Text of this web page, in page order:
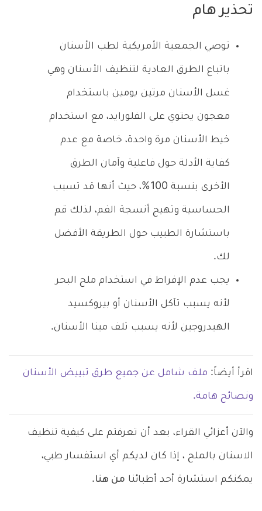
تحذير هام
توصي الجمعية الأمريكية لطب الأسنان
باتباع الطرق العادية لتنظيف الأسنان وهي
غسل الأسنان مرتين يومين باستخدام
معجون يحتوي على الفلورايد، مع استخدام
خيط الأسنان مرة واحدة، خاصة مع عدم
كفاية الأدلة حول فاعلية وآمان الطرق
الأخرى بنسبة 100%، حيث أنها قد تسبب
الحساسية وتهيج أنسجة الفم، لذلك قم
باستشارة الطبيب حول الطريقة الأفضل
لك.
يجب عدم الإفراط في استخدام ملح البحر
لأنه يسبب تآكل الأسنان أو بيروكسيد
الهيدروجين لأنه يسبب تلف مينا الأسنان.
اقرأ أيضاً: ملف شامل عن جميع طرق تبييض الأسنان
ونصائح هامة.
والآن أعزائي القراء، بعد أن تعرفتم على كيفية تنظيف
الاسنان بالملح ، إذا كان لديكم أي استفسار طبي،
يمكنكم استشارة أحد أطبائنا من هنا.